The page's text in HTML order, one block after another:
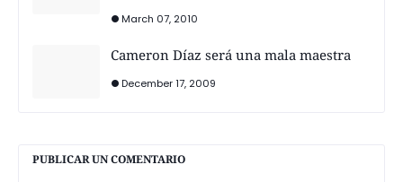
March 07, 2010
Cameron Díaz será una mala maestra
December 17, 2009
PUBLICAR UN COMENTARIO